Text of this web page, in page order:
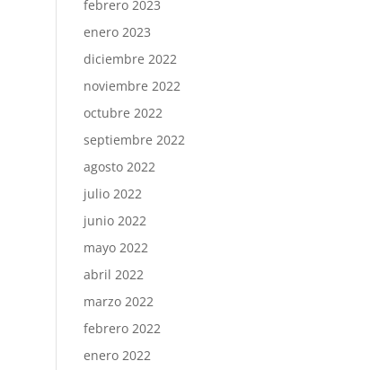
febrero 2023
enero 2023
diciembre 2022
noviembre 2022
octubre 2022
septiembre 2022
agosto 2022
julio 2022
junio 2022
mayo 2022
abril 2022
marzo 2022
febrero 2022
enero 2022